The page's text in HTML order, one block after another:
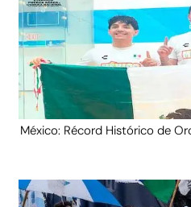
México: Récord Histórico de